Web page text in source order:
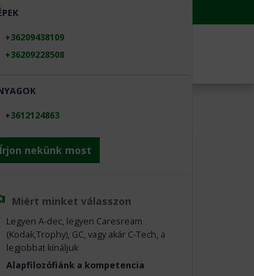
PARTNEREINK
út 51.
+36209438109
+36209228508
+3612124863
Írjon nekünk most
Miért minket válasszon
Legyen A-dec, legyen Caresream
(Kodak,Trophy), GC, vagy akár C-Tech, a
legjobbat kínáljuk
Alapfilozófiánk a kompetencia